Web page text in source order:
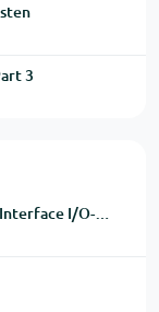
3
AS-i bus Murr Elektronik MASI20 AS-Interface I/O-module 56440